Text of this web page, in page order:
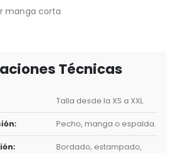
manga corta
Técnicas
Talla desde la XS a XXL
Pecho, manga o espalda.
Bordado, estampado,